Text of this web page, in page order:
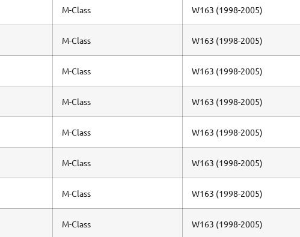
M-Class W163 (1998-2005)
M-Class W163 (1998-2005)
M-Class W163 (1998-2005)
M-Class W163 (1998-2005)
M-Class W163 (1998-2005)
M-Class W163 (1998-2005)
M-Class W163 (1998-2005)
M-Class W163 (1998-2005)